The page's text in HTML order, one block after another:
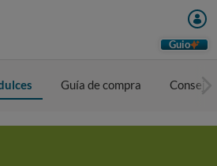
Guio
Guía de compra